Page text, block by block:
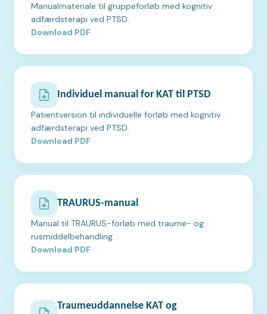
Manualmateriale til gruppeforløb med kognitiv
adfærdsterapi ved PTSD.
Download PDF
Individuel manual for KAT til PTSD
Patientversion til individuelle forløb med kognitiv
adfærdsterapi ved PTSD.
Download PDF
TRAURUS-manual
Manual til TRAURUS-forløb med traume- og
rusmiddelbehandling.
Download PDF
Traumeuddannelse KAT og